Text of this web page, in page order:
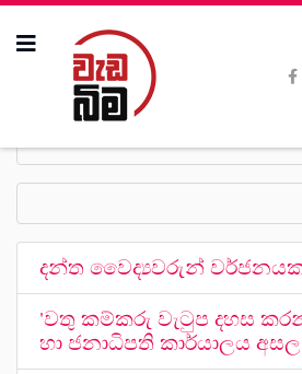
දන්ත වෛද්‍යවරුන්
'වතු කම්කරු වැටුප දහස
හා ජනාධිපති කාර්යාලය